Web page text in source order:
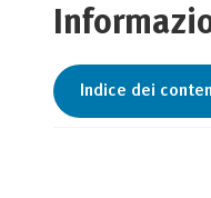
Indice dei